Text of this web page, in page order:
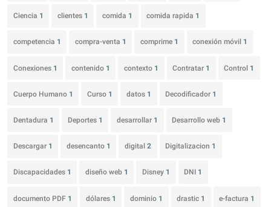
Ciencia 1 clientes 1 comida 1 comida rapida 1
competencia 1 compra-venta 1 comprime 1 conexión móvil 1
Conexiones 1 contenido 1 contexto 1 Contratar 1 Control 1
Cuerpo Humano 1 Curso 1 datos 1 Decodificador 1
Dentadura 1 Deportes 1 desarrollar 1 Desarrollo web 1
Descargar 1 desencanto 1 digital 2 Digitalizacion 1
Discapacidades 1 diseño web 1 Disney 1 DNI 1
documento PDF 1 dólares 1 dominio 1 drastic 1 e-factura 1